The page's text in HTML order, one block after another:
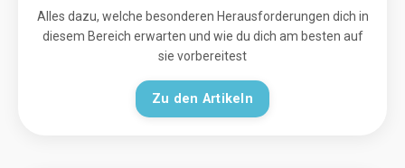
Alles dazu, welche besonderen Herausforderungen dich in
diesem Bereich erwarten und wie du dich am besten auf
sie vorbereitest
Zu den Artikeln